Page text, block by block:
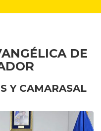
DE
Y CAMARASAL